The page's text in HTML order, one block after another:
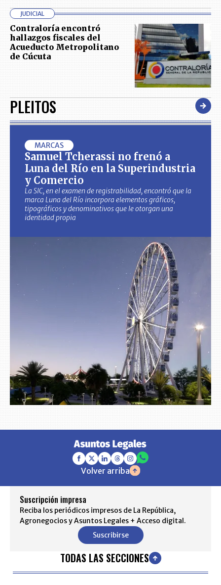
JUDICIAL
Contraloría encontró
hallazgos fiscales del
Acueducto Metropolitano
de Cúcuta
PLEITOS
MARCAS
Samuel Tcherassi no frenó a
Luna del Río en la Superindustria
y Comercio
La SIC, en el examen de registrabilidad, encontró que la
marca Luna del Río incorpora elementos gráficos,
tipográficos y denominativos que le otorgan una
identidad propia
Volver arriba
Suscripción impresa
Reciba los periódicos impresos de La República,
Agronegocios y Asuntos Legales + Acceso digital.
Suscribirse
TODAS LAS SECCIONES